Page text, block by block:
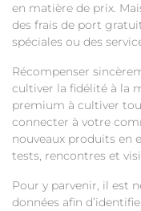
en matière de prix.
des frais de port
spéciales ou des
Récompenser
cultiver la fidélité à la
premium à cultiver
connecter à votre
nouveaux produits en
tests, rencontres et
Pour y parvenir, il est
données afin